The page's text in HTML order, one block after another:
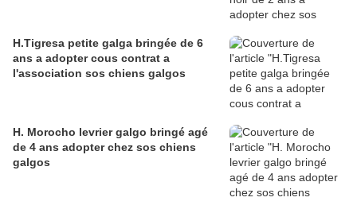
H.Tigresa petite galga bringée de 6
ans a adopter cous contrat a
l'association sos chiens galgos
H. Morocho levrier galgo bringé agé
de 4 ans adopter chez sos chiens
galgos